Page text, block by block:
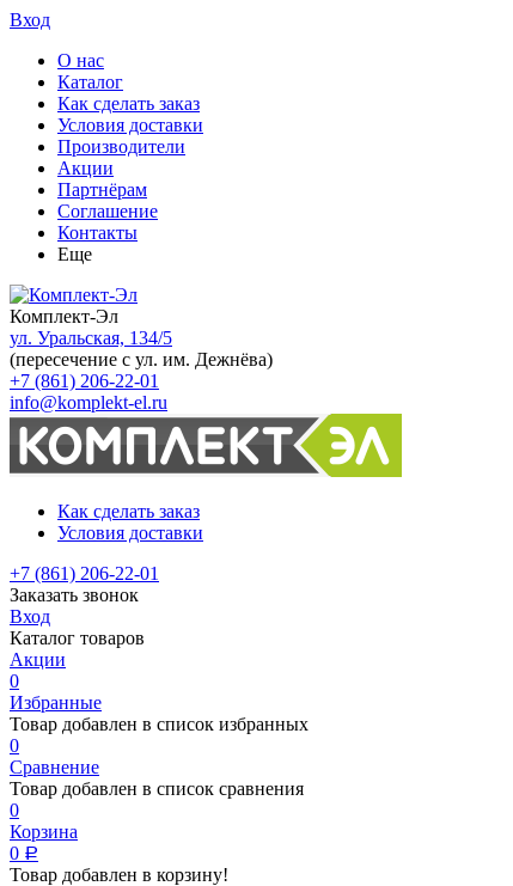
Вход
О нас
Каталог
Как сделать заказ
Условия доставки
Производители
Акции
Партнёрам
Соглашение
Контакты
Еще
Комплект-Эл
ул. Уральская, 134/5
(пересечение с ул. им. Дежнёва)
+7 (861) 206-22-01
info@komplekt-el.ru
Как сделать заказ
Условия доставки
+7 (861) 206-22-01
Заказать звонок
Вход
Каталог товаров
Акции
0
Избранные
Товар добавлен в список избранных
0
Сравнение
Товар добавлен в список сравнения
0
Корзина
0 Р
Товар добавлен в корзину!